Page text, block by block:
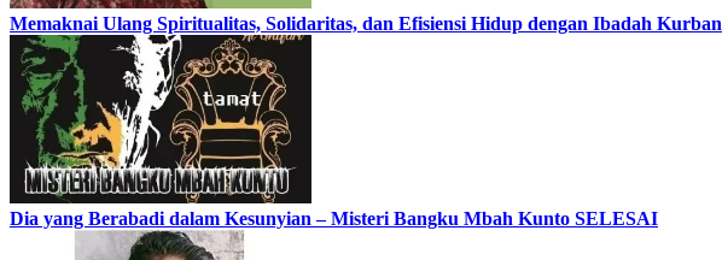
Memaknai Ulang Spiritualitas, Solidaritas, dan Efisiensi Hidup dengan Ibadah Kurban
Dia yang Berabadi dalam Kesunyian – Misteri Bangku Mbah Kunto SELESAI